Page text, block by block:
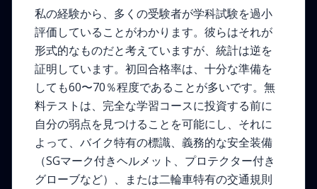
私の経験から、多くの受験者が学科試験を過小
評価していることがわかります。彼らはそれが
形式的なものだと考えていますが、統計は逆を
証明しています。初回合格率は、十分な準備を
しても60〜70％程度であることが多いです。無
料テストは、完全な学習コースに投資する前に
自分の弱点を見つけることを可能にし、それに
よって、バイク特有の標識、義務的な安全装備
（SGマーク付きヘルメット、プロテクター付き
グローブなど）、または二輪車特有の交通規則